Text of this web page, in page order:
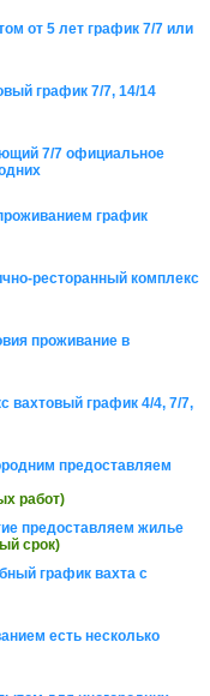
от 5 лет график 7/7 или
график 7/7, 14/14
7/7 официальное
график
ресторанный комплекс
проживание в
вахтовый график 4/4, 7/7,
предоставляем
работ)
предоставляем жилье
срок)
график вахта с
есть несколько